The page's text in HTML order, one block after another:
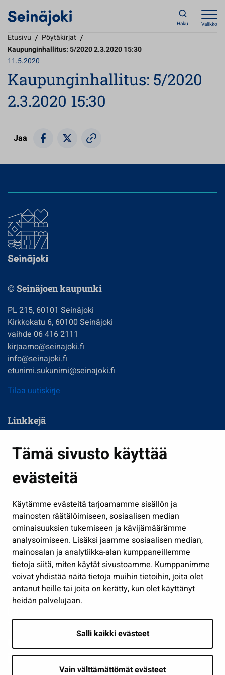
Tämä sivusto käyttää
evästeitä
Käytämme evästeitä tarjoamamme sisällön ja
mainosten räätälöimiseen, sosiaalisen median
ominaisuuksien tukemiseen ja kävijämäärämme
analysoimiseen. Lisäksi jaamme sosiaalisen median,
mainosalan ja analytiikka-alan kumppaneillemme
tietoja siitä, miten käytät sivustoamme. Kumppanimme
voivat yhdistää näitä tietoja muihin tietoihin, joita olet
antanut heille tai joita on kerätty, kun olet käyttänyt
heidän palvelujaan.
Salli kaikki evästeet
Vain välttämättömät evästeet
Haku Valikko
Etusivu / Pöytäkirjat /
Kaupunginhallitus: 5/2020 2.3.2020 15:30
11.5.2020
Kaupunginhallitus: 5/2020
2.3.2020 15:30
Jaa
© Seinäjoen kaupunki
PL 215, 60101 Seinäjoki
Kirkkokatu 6, 60100 Seinäjoki
vaihde 06 416 2111
kirjaamo@seinajoki.fi
info@seinajoki.fi
etunimi.sukunimi@seinajoki.fi
Tilaa uutiskirje
Linkkejä
Kasvatus ja opetus
Kulttuuri ja liikunta
Työ ja yrittäminen
Osallistu ja asioi
Näytä omat evästeasetukseni
Seuraa meitä